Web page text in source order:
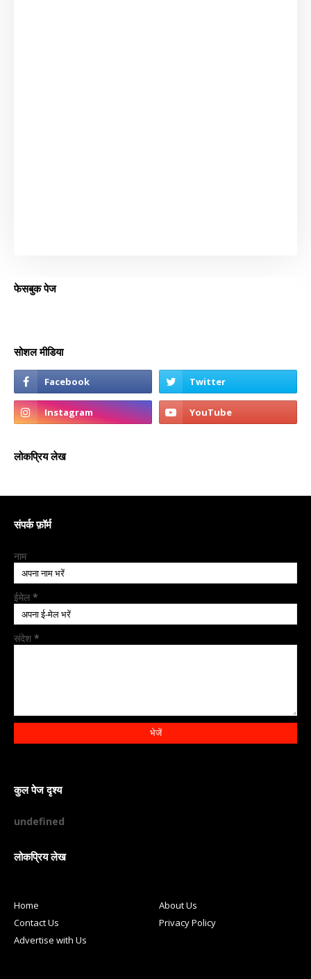
फेसबुक पेज
सोशल मीडिया
लोकप्रिय लेख
संपर्क फ़ॉर्म
नाम
ईमेल *
संदेश *
कुल पेज दृश्य
undefned
लोकप्रिय लेख
Home
About Us
Contact Us
Privacy Policy
Advertise with Us